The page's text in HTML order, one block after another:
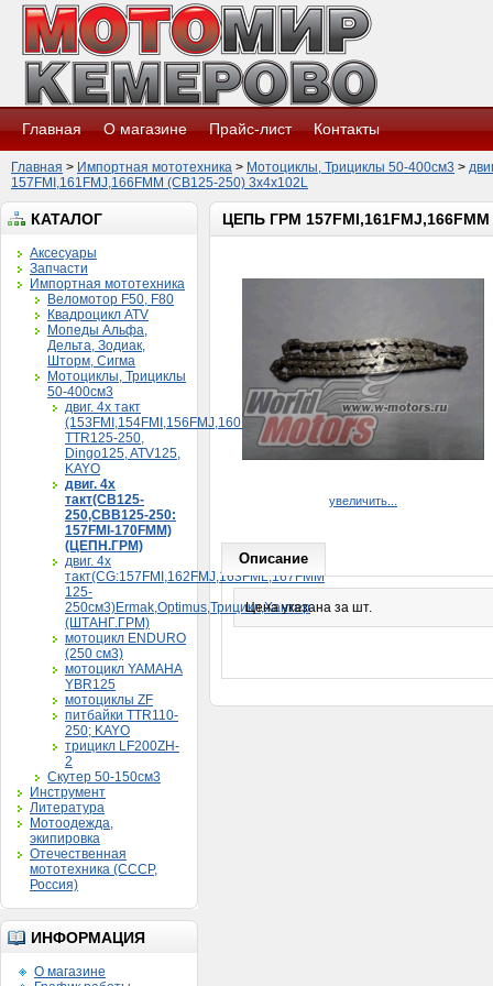
Главная О магазине Прайс-лист Контакты
Главная > Импортная мототехника > Мотоциклы, Трициклы 50-400см3 >
157FMI,161FMJ,166FMM (CB125-250) 3x4x102L
КАТАЛОГ
Аксесуары
Запчасти
Импортная мототехника
Веломотор F50, F80
Квадроцикл ATV
Мопеды Альфа,
Дельта, Зодиак,
Шторм, Сигма
Мотоциклы, Трициклы
50-400см3
двиг. 4х такт
(153FMI,154FMI,156FMJ,160FMK)
TTR125-250,
Dingo125, ATV125,
KAYO
двиг. 4х
такт(CB125-
250,CBB125-250:
157FMI-170FMM)
(ЦЕПН.ГРМ)
двиг. 4х
такт(CG:157FMI,162FMJ,163FML,167FMM
125-
250см3)Ermak,Optimus,Трицикл,Хантер
(ШТАНГ.ГРМ)
мотоцикл ENDURO
(250 см3)
мотоцикл YAMAHA
YBR125
мотоциклы ZF
питбайки TTR110-
250; KAYO
трицикл LF200ZH-
2
Скутер 50-150см3
Инструмент
Литература
Мотоодежда,
экипировка
Отечественная
мототехника (СССР,
Россия)
ИНФОРМАЦИЯ
О магазине
ЦЕПЬ ГРМ 157FMI,161FMJ,166FMM
увеличить...
Описание
Цена указана за шт.